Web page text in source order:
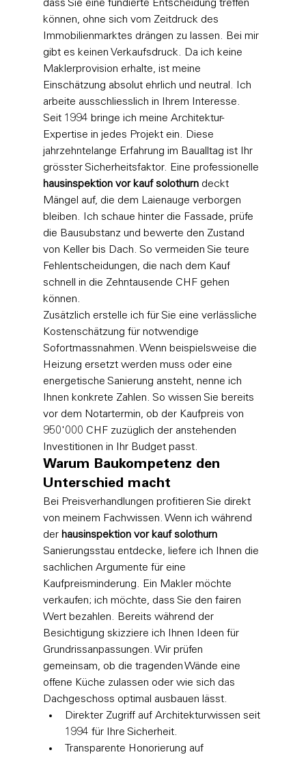
dass Sie eine fundierte Entscheidung treffen
können, ohne sich vom Zeitdruck des
Immobilienmarktes drängen zu lassen. Bei mir
gibt es keinen Verkaufsdruck. Da ich keine
Maklerprovision erhalte, ist meine
Einschätzung absolut ehrlich und neutral. Ich
arbeite ausschliesslich in Ihrem Interesse.
Seit 1994 bringe ich meine Architektur-
Expertise in jedes Projekt ein. Diese
jahrzehntelange Erfahrung im Baualltag ist Ihr
grösster Sicherheitsfaktor. Eine professionelle
hausinspektion vor kauf solothurn deckt
Mängel auf, die dem Laienauge verborgen
bleiben. Ich schaue hinter die Fassade, prüfe
die Bausubstanz und bewerte den Zustand
von Keller bis Dach. So vermeiden Sie teure
Fehlentscheidungen, die nach dem Kauf
schnell in die Zehntausende CHF gehen
können.
Zusätzlich erstelle ich für Sie eine verlässliche
Kostenschätzung für notwendige
Sofortmassnahmen. Wenn beispielsweise die
Heizung ersetzt werden muss oder eine
energetische Sanierung ansteht, nenne ich
Ihnen konkrete Zahlen. So wissen Sie bereits
vor dem Notartermin, ob der Kaufpreis von
950'000 CHF zuzüglich der anstehenden
Investitionen in Ihr Budget passt.
Warum Baukompetenz den
Unterschied macht
Bei Preisverhandlungen profitieren Sie direkt
von meinem Fachwissen. Wenn ich während
der hausinspektion vor kauf solothurn
Sanierungsstau entdecke, liefere ich Ihnen die
sachlichen Argumente für eine
Kaufpreisminderung. Ein Makler möchte
verkaufen; ich möchte, dass Sie den fairen
Wert bezahlen. Bereits während der
Besichtigung skizziere ich Ihnen Ideen für
Grundrissanpassungen. Wir prüfen
gemeinsam, ob die tragenden Wände eine
offene Küche zulassen oder wie sich das
Dachgeschoss optimal ausbauen lässt.
Direkter Zugriff auf Architekturwissen seit
1994 für Ihre Sicherheit.
Transparente Honorierung auf